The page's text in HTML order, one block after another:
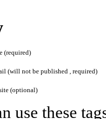
(required)
(will not be published , required)
(optional)
use these